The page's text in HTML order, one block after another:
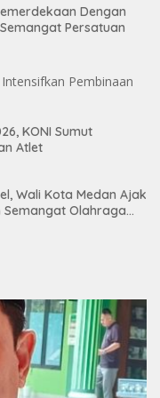
Dengan
Persatuan
KONI Sumut
Atlet
Wali Kota Medan Ajak
Olahraga